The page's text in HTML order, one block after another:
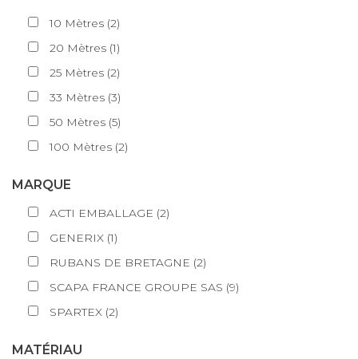
10 Mètres (2)
20 Mètres (1)
25 Mètres (2)
33 Mètres (3)
50 Mètres (5)
100 Mètres (2)
MARQUE
ACTI EMBALLAGE (2)
GENERIX (1)
RUBANS DE BRETAGNE (2)
SCAPA FRANCE GROUPE SAS (9)
SPARTEX (2)
MATÉRIAU